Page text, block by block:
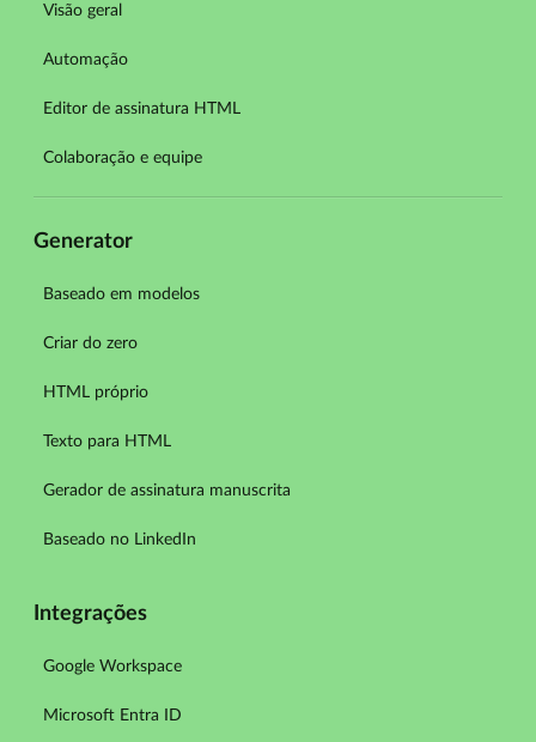
Visão geral
Automação
Editor de assinatura HTML
Colaboração e equipe
Generator
Baseado em modelos
Criar do zero
HTML próprio
Texto para HTML
Gerador de assinatura manuscrita
Baseado no LinkedIn
Integrações
Google Workspace
Microsoft Entra ID